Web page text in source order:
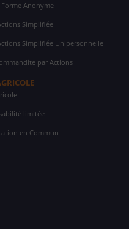
Forme Anonyme
Simplifiée
Simplifiée Unipersonnelle
par Actions
limitée
en Commun